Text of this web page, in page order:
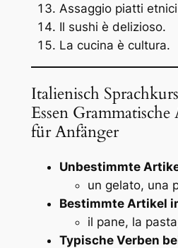
Assaggio piatti
Il sushi è delizioso.
La cucina è cultura.
Italienisch
Essen
für Anfänger
Unbestimmte
un gelato, una
Bestimmte Artikel
il pane, la pasta
Typische Verben